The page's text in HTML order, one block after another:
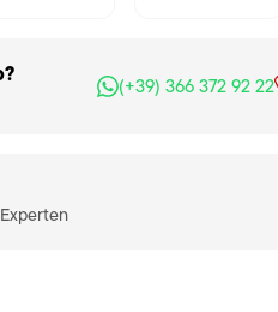
(+39) 366 372 92 22